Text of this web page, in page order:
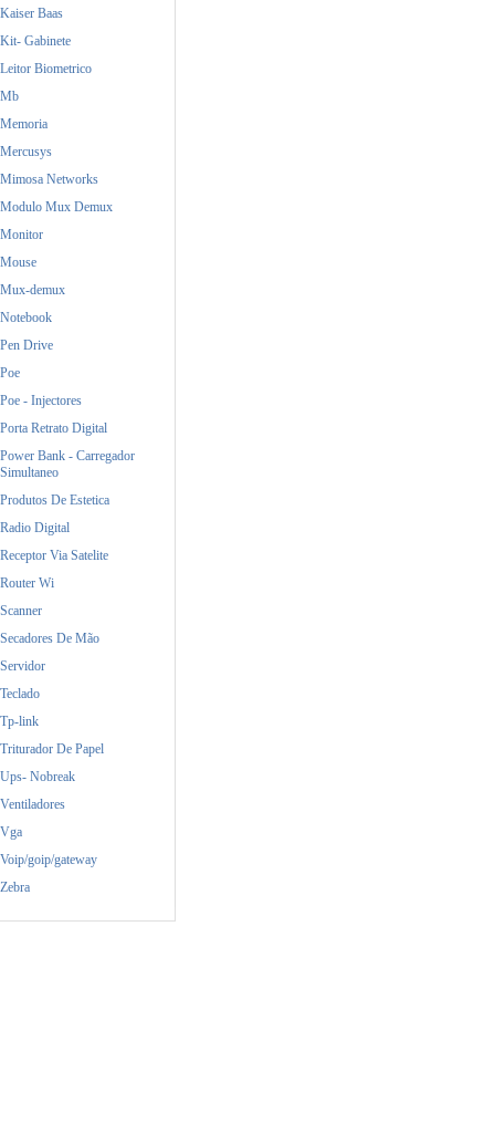
Kaiser Baas
Kit- Gabinete
Leitor Biometrico
Mb
Memoria
Mercusys
Mimosa Networks
Modulo Mux Demux
Monitor
Mouse
Mux-demux
Notebook
Pen Drive
Poe
Poe - Injectores
Porta Retrato Digital
Power Bank - Carregador
Simultaneo
Produtos De Estetica
Radio Digital
Receptor Via Satelite
Router Wi
Scanner
Secadores De Mão
Servidor
Teclado
Tp-link
Triturador De Papel
Ups- Nobreak
Ventiladores
Vga
Voip/goip/gateway
Zebra